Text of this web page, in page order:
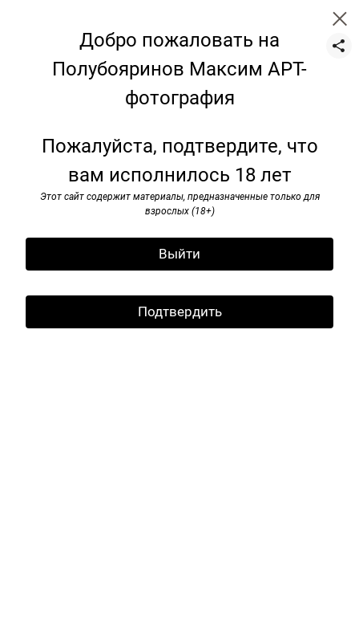
Добро пожаловать на
Полубояринов Максим АРТ-
фотография
Пожалуйста, подтвердите, что
вам исполнилось 18 лет
Этот сайт содержит материалы, предназначенные только для
взрослых (18+)
Выйти
Подтвердить
Цветы